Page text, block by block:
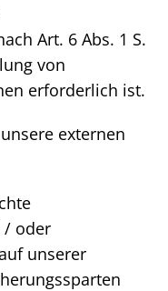
Art. 6 Abs. 1 S.
von
erforderlich ist.
externen
/ oder
unserer